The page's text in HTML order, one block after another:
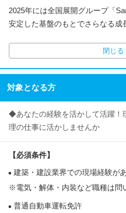
2025年には全国展開グループ「
安定した基盤のもとでさらなる成
閉じる
対象となる方
◆あなたの経験を活かして活躍！
理の仕事に活かしませんか
【必須条件】
建築・建設業界での現場経験が
※電気・解体・内装など職種は問
普通自動車運転免許